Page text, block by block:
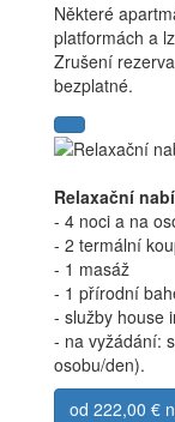
Některé
platformách a
Zrušení
bezplatné.
Relaxační
- 4 noci a na
- 2 termální
- 1 masáž
- 1 přírodní
- služby house
- na vyžádání:
osobu/den).
od 222,00 €